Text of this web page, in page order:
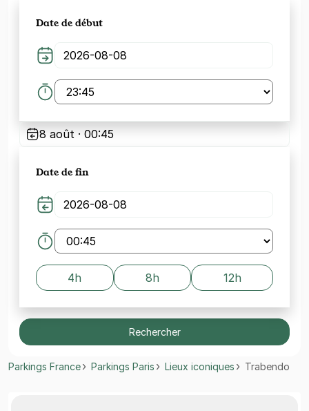
Date de début
8 août · 00:45
Date de fin
4h 8h 12h
Rechercher
Parkings France Parkings Paris Lieux iconiques Trabendo